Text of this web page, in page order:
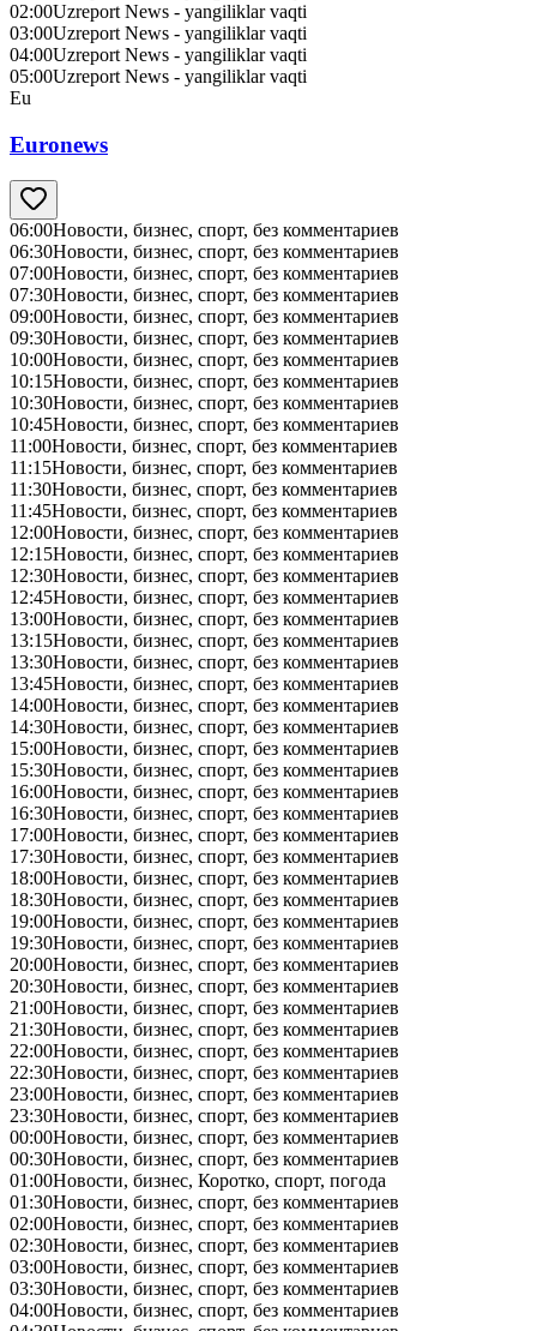
02:00Uzreport News - yangiliklar vaqti
03:00Uzreport News - yangiliklar vaqti
04:00Uzreport News - yangiliklar vaqti
05:00Uzreport News - yangiliklar vaqti
Eu
Euronews
06:00Новости, бизнес, спорт, без комментариев
06:30Новости, бизнес, спорт, без комментариев
07:00Новости, бизнес, спорт, без комментариев
07:30Новости, бизнес, спорт, без комментариев
09:00Новости, бизнес, спорт, без комментариев
09:30Новости, бизнес, спорт, без комментариев
10:00Новости, бизнес, спорт, без комментариев
10:15Новости, бизнес, спорт, без комментариев
10:30Новости, бизнес, спорт, без комментариев
10:45Новости, бизнес, спорт, без комментариев
11:00Новости, бизнес, спорт, без комментариев
11:15Новости, бизнес, спорт, без комментариев
11:30Новости, бизнес, спорт, без комментариев
11:45Новости, бизнес, спорт, без комментариев
12:00Новости, бизнес, спорт, без комментариев
12:15Новости, бизнес, спорт, без комментариев
12:30Новости, бизнес, спорт, без комментариев
12:45Новости, бизнес, спорт, без комментариев
13:00Новости, бизнес, спорт, без комментариев
13:15Новости, бизнес, спорт, без комментариев
13:30Новости, бизнес, спорт, без комментариев
13:45Новости, бизнес, спорт, без комментариев
14:00Новости, бизнес, спорт, без комментариев
14:30Новости, бизнес, спорт, без комментариев
15:00Новости, бизнес, спорт, без комментариев
15:30Новости, бизнес, спорт, без комментариев
16:00Новости, бизнес, спорт, без комментариев
16:30Новости, бизнес, спорт, без комментариев
17:00Новости, бизнес, спорт, без комментариев
17:30Новости, бизнес, спорт, без комментариев
18:00Новости, бизнес, спорт, без комментариев
18:30Новости, бизнес, спорт, без комментариев
19:00Новости, бизнес, спорт, без комментариев
19:30Новости, бизнес, спорт, без комментариев
20:00Новости, бизнес, спорт, без комментариев
20:30Новости, бизнес, спорт, без комментариев
21:00Новости, бизнес, спорт, без комментариев
21:30Новости, бизнес, спорт, без комментариев
22:00Новости, бизнес, спорт, без комментариев
22:30Новости, бизнес, спорт, без комментариев
23:00Новости, бизнес, спорт, без комментариев
23:30Новости, бизнес, спорт, без комментариев
00:00Новости, бизнес, спорт, без комментариев
00:30Новости, бизнес, спорт, без комментариев
01:00Новости, бизнес, Коротко, спорт, погода
01:30Новости, бизнес, спорт, без комментариев
02:00Новости, бизнес, спорт, без комментариев
02:30Новости, бизнес, спорт, без комментариев
03:00Новости, бизнес, спорт, без комментариев
03:30Новости, бизнес, спорт, без комментариев
04:00Новости, бизнес, спорт, без комментариев